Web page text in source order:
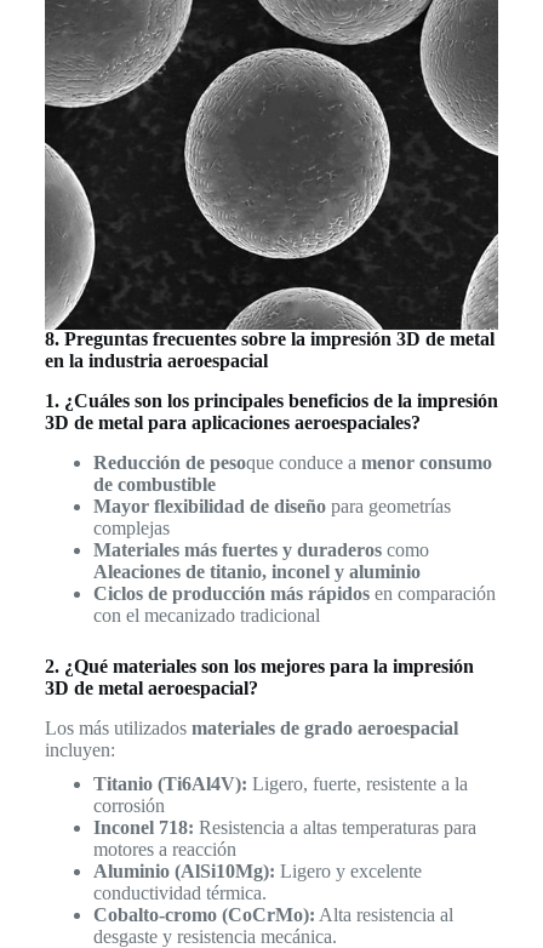
8. Preguntas frecuentes sobre la impresión 3D de metal
en la industria aeroespacial
1. ¿Cuáles son los principales beneficios de la impresión
3D de metal para aplicaciones aeroespaciales?
Reducción de pesoque conduce a menor consumo
de combustible
Mayor flexibilidad de diseñopara geometrías
complejas
Materiales más fuertes y duraderoscomo
Aleaciones de titanio, inconel y aluminio
Ciclos de producción más rápidosen comparación
con el mecanizado tradicional
2. ¿Qué materiales son los mejores para la impresión
3D de metal aeroespacial?
Los más utilizados materiales de grado aeroespacial
incluyen:
Titanio (Ti6Al4V): Ligero, fuerte, resistente a la
corrosión
Inconel 718: Resistencia a altas temperaturas para
motores a reacción
Aluminio (AlSi10Mg): Ligero y excelente
conductividad térmica.
Cobalto-cromo (CoCrMo): Alta resistencia al
desgaste y resistencia mecánica.